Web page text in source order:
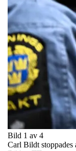
Bild 1 av 4
Carl Bildt stoppades